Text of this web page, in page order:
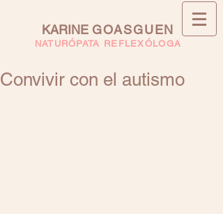
KARINE GOASGUEN
NATURÓPATA REFLEXÓLOGA
Convivir con el autismo